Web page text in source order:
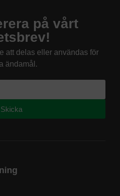
på vårt
att delas eller användas för
ändamål.
Skicka